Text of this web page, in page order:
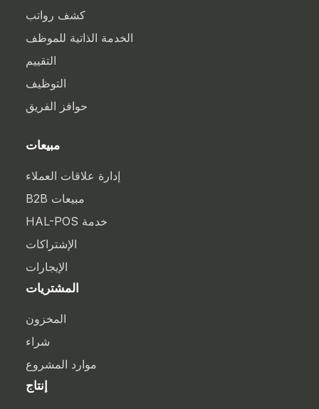
كشف رواتب
الخدمة الذاتية للموظف
التقييم
التوظيف
حوافز الفريق
مبيعات
إدارة علاقات العملاء
مبيعات B2B
خدمة HAL-POS
الإشتراكات
الإيجارات
المشتريات
المخزون
شراء
موارد المشروع
إنتاج